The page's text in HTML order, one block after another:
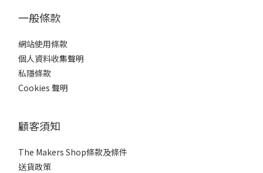
一般條款
網站使用條款
個人資料收集聲明
私隱條款
Cookies 聲明
顧客須知
The Makers Shop條款及條件
送貨政策